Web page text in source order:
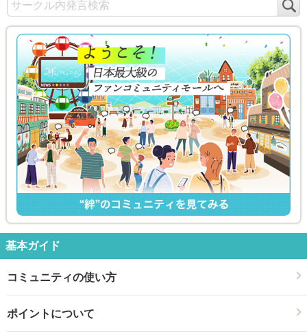
基本ガイド
コミュニティの使い方
ポイントについて